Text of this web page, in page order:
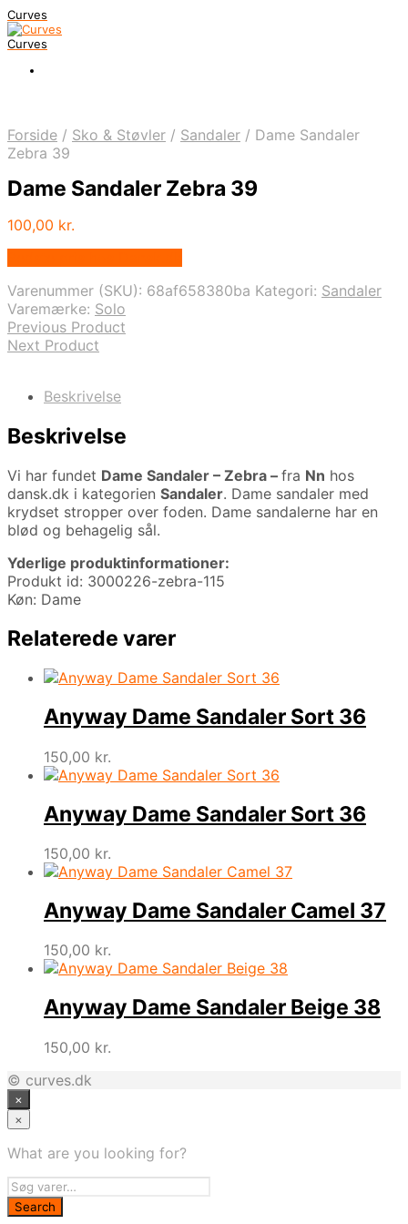
Curves
Curves
Forside / Sko & Støvler / Sandaler / Dame Sandaler
Zebra 39
Dame Sandaler Zebra 39
100,00 kr.
Varenummer (SKU): 68af658380ba Kategori: Sandaler
Varemærke: Solo
Previous Product
Next Product
Beskrivelse
Beskrivelse
Vi har fundet Dame Sandaler – Zebra – fra Nn hos
dansk.dk i kategorien Sandaler. Dame sandaler med
krydset stropper over foden. Dame sandalerne har en
blød og behagelig sål.
Yderlige produktinformationer:
Produkt id: 3000226-zebra-115
Køn: Dame
Relaterede varer
Anyway Dame Sandaler Sort 36
150,00 kr.
Anyway Dame Sandaler Sort 36
150,00 kr.
Anyway Dame Sandaler Camel 37
150,00 kr.
Anyway Dame Sandaler Beige 38
150,00 kr.
© curves.dk
×
×
What are you looking for?